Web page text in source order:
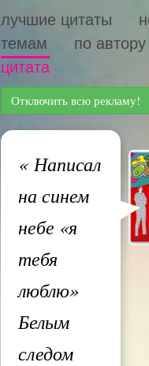
лучшие цитаты
темам
по автору
цитата
Отключить всю рекламу!
«Написал
на синем
небе «я
тебя
люблю»
Белым
следом